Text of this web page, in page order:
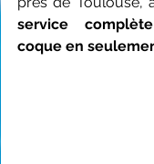
service
coque en